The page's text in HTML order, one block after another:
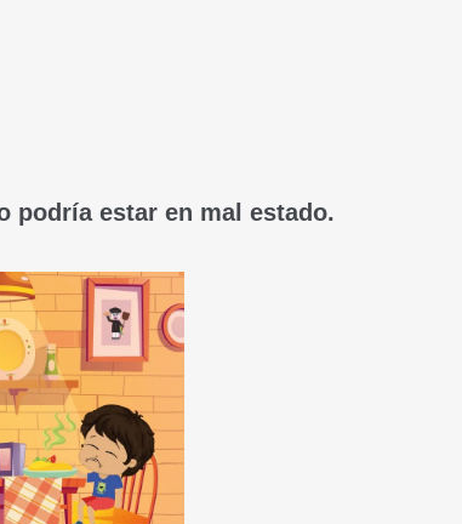
podría estar en mal estado.